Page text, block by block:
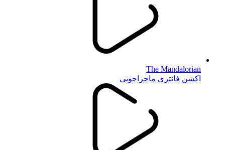
The Mandalorian
اکشن فانتزی ماجراجویی